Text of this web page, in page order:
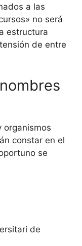
a las
no será
estructura
de entre
organismos
constar en el
se
de